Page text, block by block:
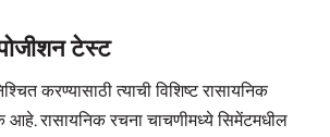
टेस्ट
करण्यासाठी त्याची विशिष्ट रासायनिक
रासायनिक रचना चाचणीमध्ये सिमेंटमधील